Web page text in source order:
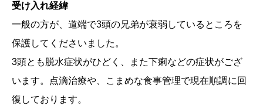
受け入れ経緯
一般の方が、道端で3頭の兄弟が衰弱しているところを
保護してくださいました。
3頭とも脱水症状がひどく、また下痢などの症状がござ
います。点滴治療や、こまめな食事管理で現在順調に回
復しております。